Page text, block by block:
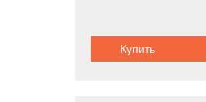
Купить